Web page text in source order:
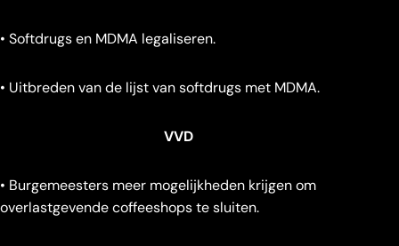
• Softdrugs en MDMA legaliseren.
• Uitbreden van de lijst van softdrugs met MDMA.
VVD
• Burgemeesters meer mogelijkheden krijgen om
overlastgevende coffeeshops te sluiten.